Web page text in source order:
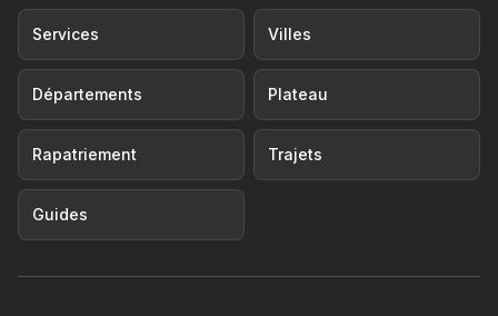
Services Villes
Départements Plateau
Rapatriement Trajets
Guides